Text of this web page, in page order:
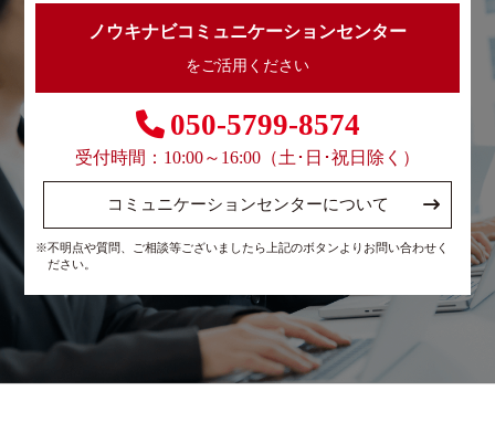
ノウキナビコミュニケーションセンター
をご活用ください
050-5799-8574
受付時間：10:00～16:00（土･日･祝日除く）
コミュニケーションセンターについて
※不明点や質問、ご相談等ございましたら上記のボタンよりお問い合わせく
ださい。